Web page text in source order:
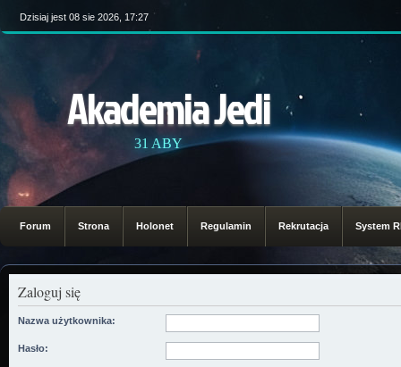
Dzisiaj jest 08 sie 2026, 17:27
Akademia Jedi
31 ABY
Forum Strona Holonet Regulamin Rekrutacja System
Zaloguj się
Nazwa użytkownika:
Hasło: